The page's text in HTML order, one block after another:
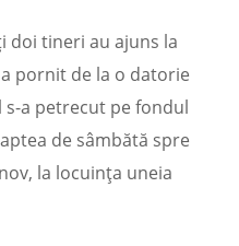
doi tineri au ajuns la
pornit de la o datorie
s-a petrecut pe fondul
de sâmbătă spre
la locuința uneia